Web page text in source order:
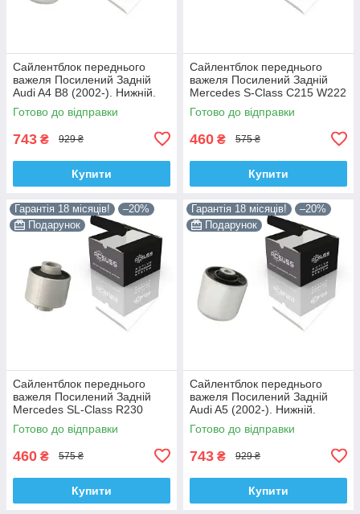
Сайлентблок переднього
важеля Посилений Задній
Audi A4 B8 (2002-). Нижній.
Корея ACSUSS! 4H0407183 ,
TD1247W , VKDS331074
Готово до відправки
743 ₴ 929 ₴
Купити
Сайлентблок переднього
важеля Посилений Задній
Mercedes S-Class C215 W222
W220 V220 (1998-). Корея
ACSUSS! 28744 , TD4208W ,
Готово до відправки
460 ₴ 575 ₴
Купити
Гарантія 18 місяців!
–20%
Подарунок
Сайлентблок переднього
важеля Посилений Задній
Mercedes SL-Class R230
(2006-). Корея ACSUSS!
28744 , TD4208W ,
Готово до відправки
460 ₴ 575 ₴
Купити
Гарантія 18 місяців!
–20%
Подарунок
Сайлентблок переднього
важеля Посилений Задній
Audi A5 (2002-). Нижній.
Корея ACSUSS! 4H0407183 ,
TD1247W , VKDS331074
Готово до відправки
743 ₴ 929 ₴
Купити